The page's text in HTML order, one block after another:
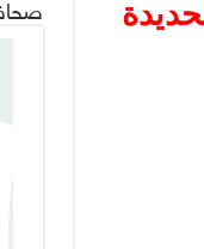
صحافة